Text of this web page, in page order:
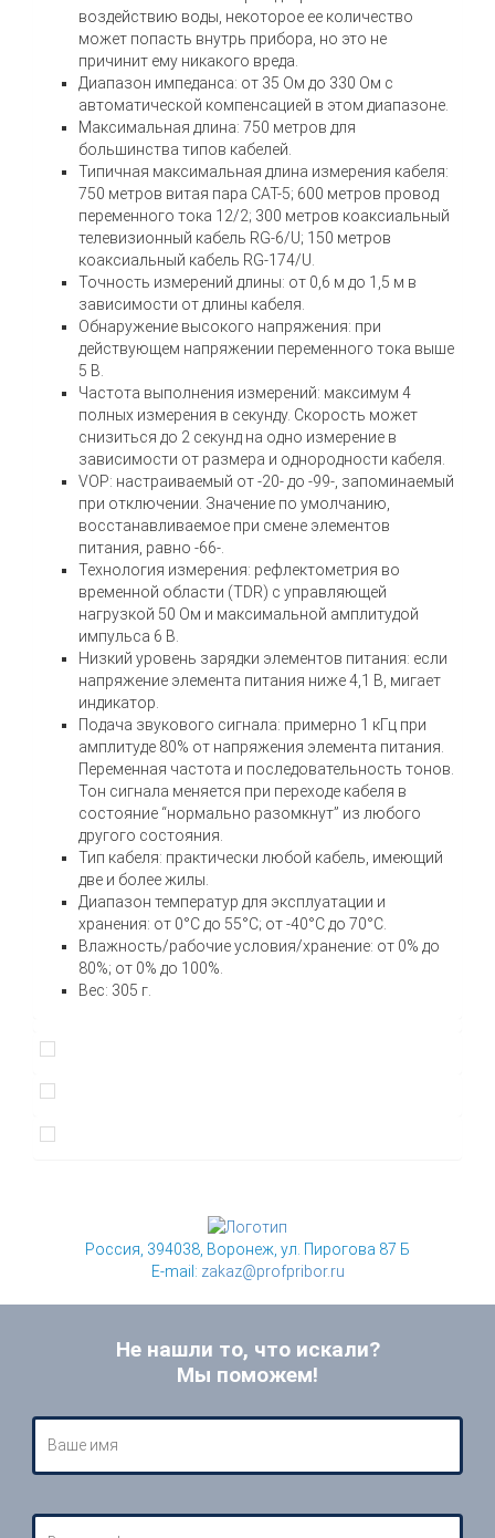
воздействию воды, некоторое ее количество
может попасть внутрь прибора, но это не
причинит ему никакого вреда.
Диапазон импеданса: от 35 Ом до 330 Ом с
автоматической компенсацией в этом диапазоне.
Максимальная длина: 750 метров для
большинства типов кабелей.
Типичная максимальная длина измерения кабеля:
750 метров витая пара CAT-5; 600 метров провод
переменного тока 12/2; 300 метров коаксиальный
телевизионный кабель RG-6/U; 150 метров
коаксиальный кабель RG-174/U.
Точность измерений длины: от 0,6 м до 1,5 м в
зависимости от длины кабеля.
Обнаружение высокого напряжения: при
действующем напряжении переменного тока выше
5 В.
Частота выполнения измерений: максимум 4
полных измерения в секунду. Скорость может
снизиться до 2 секунд на одно измерение в
зависимости от размера и однородности кабеля.
VOP: настраиваемый от -20- до -99-, запоминаемый
при отключении. Значение по умолчанию,
восстанавливаемое при смене элементов
питания, равно -66-.
Технология измерения: рефлектометрия во
временной области (TDR) с управляющей
нагрузкой 50 Ом и максимальной амплитудой
импульса 6 В.
Низкий уровень зарядки элементов питания: если
напряжение элемента питания ниже 4,1 В, мигает
индикатор.
Подача звукового сигнала: примерно 1 кГц при
амплитуде 80% от напряжения элемента питания.
Переменная частота и последовательность тонов.
Тон сигнала меняется при переходе кабеля в
состояние “нормально разомкнут” из любого
другого состояния.
Тип кабеля: практически любой кабель, имеющий
две и более жилы.
Диапазон температур для эксплуатации и
хранения: от 0°C до 55°C; от -40°C до 70°C.
Влажность/рабочие условия/хранение: от 0% до
80%; от 0% до 100%.
Вес: 305 г.
Россия, 394038, Воронеж, ул. Пирогова 87 Б
E-mail: zakaz@profpribor.ru
Не нашли то, что искали?
Мы поможем!